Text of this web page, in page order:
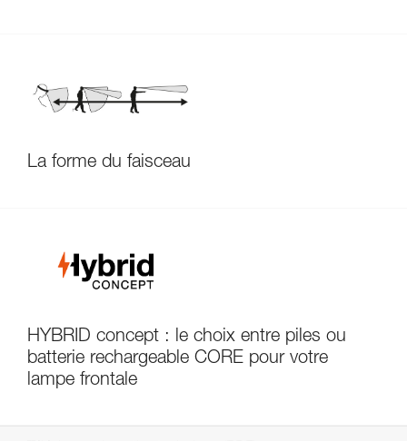
La forme du faisceau
HYBRID concept : le choix entre piles ou
batterie rechargeable CORE pour votre
lampe frontale